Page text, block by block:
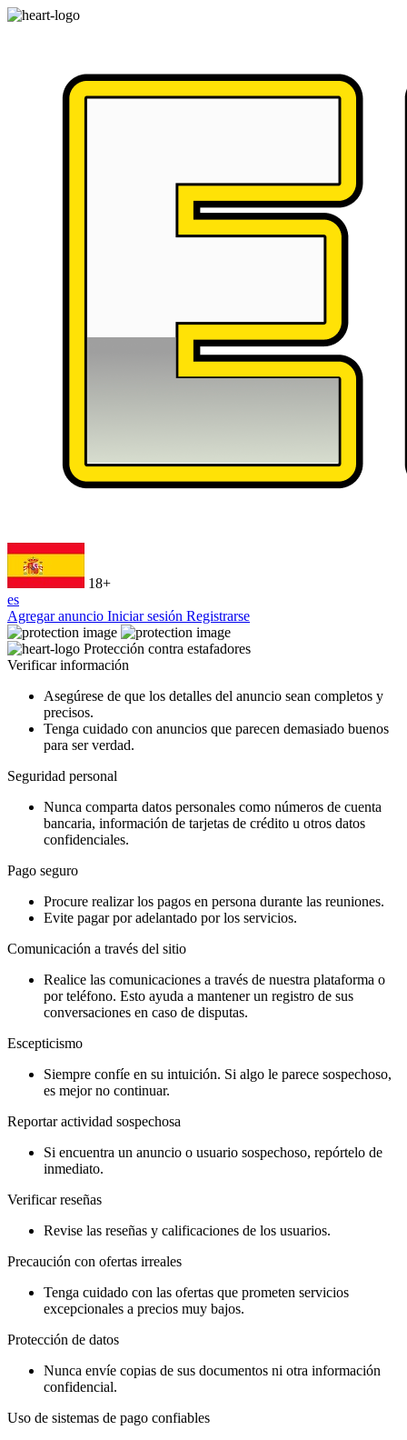
18+
es
Agregar anuncio Iniciar sesión Registrarse
Protección contra estafadores
Verificar información
Asegúrese de que los detalles del anuncio sean completos y
precisos.
Tenga cuidado con anuncios que parecen demasiado buenos
para ser verdad.
Seguridad personal
Nunca comparta datos personales como números de cuenta
bancaria, información de tarjetas de crédito u otros datos
confidenciales.
Pago seguro
Procure realizar los pagos en persona durante las reuniones.
Evite pagar por adelantado por los servicios.
Comunicación a través del sitio
Realice las comunicaciones a través de nuestra plataforma o
por teléfono. Esto ayuda a mantener un registro de sus
conversaciones en caso de disputas.
Escepticismo
Siempre confíe en su intuición. Si algo le parece sospechoso,
es mejor no continuar.
Reportar actividad sospechosa
Si encuentra un anuncio o usuario sospechoso, repórtelo de
inmediato.
Verificar reseñas
Revise las reseñas y calificaciones de los usuarios.
Precaución con ofertas irreales
Tenga cuidado con las ofertas que prometen servicios
excepcionales a precios muy bajos.
Protección de datos
Nunca envíe copias de sus documentos ni otra información
confidencial.
Uso de sistemas de pago confiables